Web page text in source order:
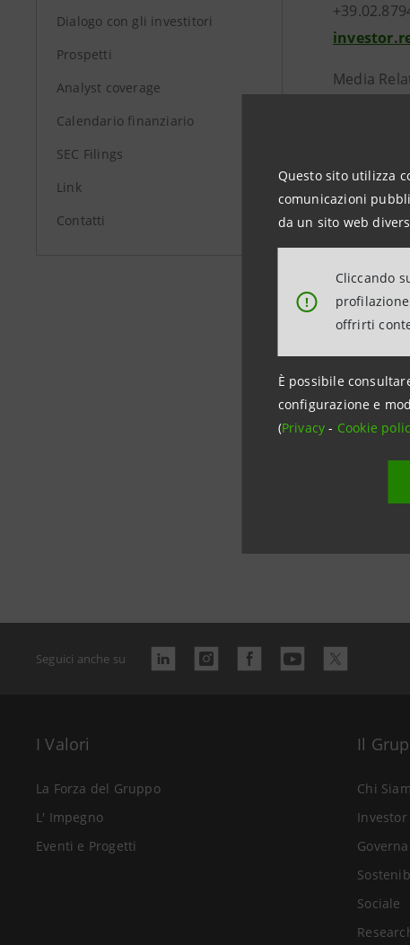
Questo sito utilizza
comunicazioni
da un sito web
!
Cliccando
offrirti
È possibile
configurazione e
(Privacy- Cookie
Dialogo con gli investitori
Prospetti
Analyst coverage
Calendario finanziario
SEC Filings
Link
Contatti
Media
Seguici anche su
I Valori
La Forza del Gruppo
L' Impegno
Eventi e Progetti
Il
Chi
Sociale